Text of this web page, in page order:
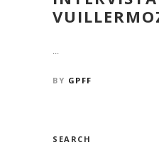
BY GPFF
SEARCH